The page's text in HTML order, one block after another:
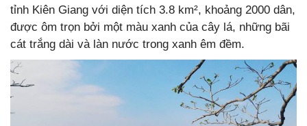
tỉnh Kiên Giang với diện tích 3.8 km², khoảng 2000 dân,
được ôm trọn bởi một màu xanh của cây lá, những bãi
cát trắng dài và làn nước trong xanh êm đềm.